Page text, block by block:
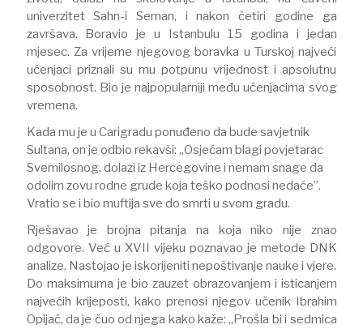
univerzitet Sahn-i Seman, i nakon četiri godine ga
završava. Boravio je u Istanbulu 15 godina i jedan
mjesec. Za vrijeme njegovog boravka u Turskoj najveći
učenjaci priznali su mu potpunu vrijednost i apsolutnu
sposobnost. Bio je najpopularniji među učenjacima svog
vremena.
Kada mu je u Carigradu ponuđeno da bude savjetnik
Sultana, on je odbio rekavši: „Osjećam blagi povjetarac
Svemilosnog, dolazi iz Hercegovine i nemam snage da
odolim zovu rodne grude koja teško podnosi nedaće”.
Vratio se i bio muftija sve do smrti u svom gradu.
Rješavao je brojna pitanja na koja niko nije znao
odgovore. Već u XVII vijeku poznavao je metode DNK
analize. Nastojao je iskorijeniti nepoštivanje nauke i vjere.
Do maksimuma je bio zauzet obrazovanjem i isticanjem
najvećih krijeposti, kako prenosi njegov učenik Ibrahim
Opijač, da je čuo od njega kako kaže: „Prošla bi i sedmica